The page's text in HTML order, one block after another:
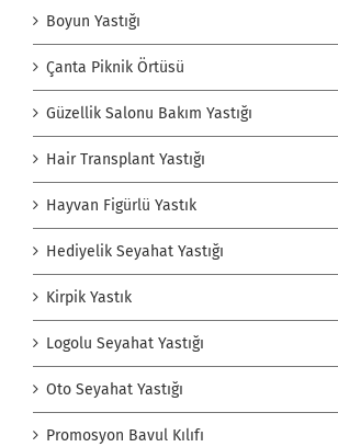
Boyun Yastığı
Çanta Piknik Örtüsü
Güzellik Salonu Bakım Yastığı
Hair Transplant Yastığı
Hayvan Figürlü Yastık
Hediyelik Seyahat Yastığı
Kirpik Yastık
Logolu Seyahat Yastığı
Oto Seyahat Yastığı
Promosyon Bavul Kılıfı